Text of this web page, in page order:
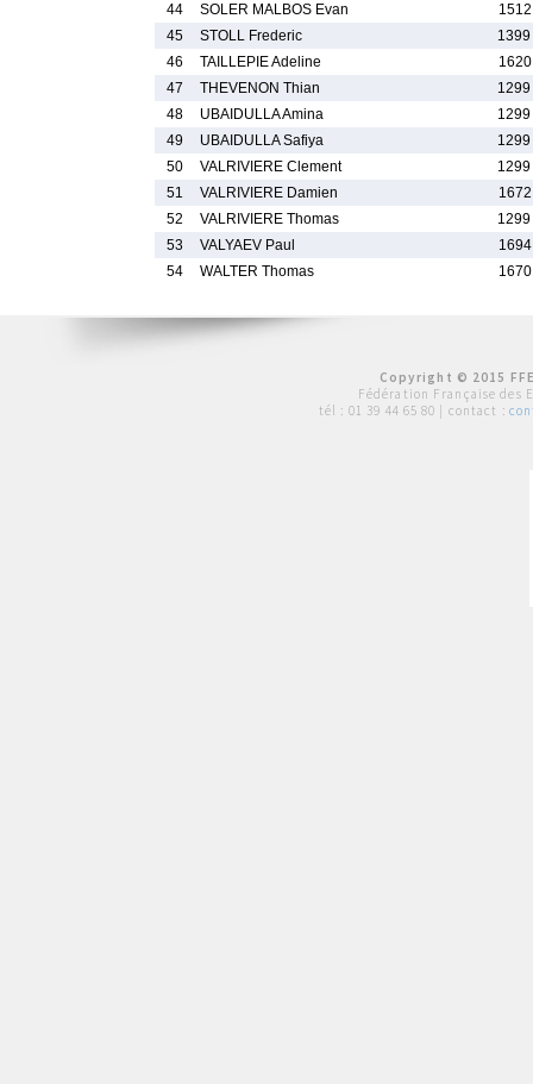
44
SOLER MALBOS Evan
45
STOLL Frederic
1399
46
TAILLEPIE Adeline
47
THEVENON Thian
1299
48
UBAIDULLA Amina
1299
49
UBAIDULLA Safiya
1299
50
VALRIVIERE Clement
1299
51
VALRIVIERE Damien
52
VALRIVIERE Thomas
1299
53
VALYAEV Paul
54
WALTER Thomas
Copyright © 2015
Fédération Française des
tél : 01 39 44 65 80 | contact :